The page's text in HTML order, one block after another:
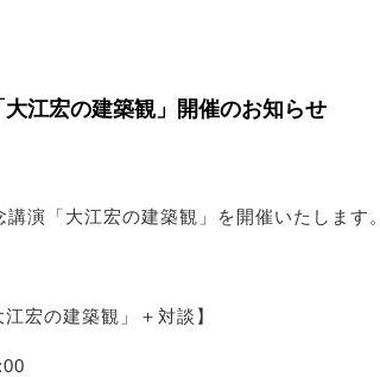
江宏の建築観」開催のお知らせ
演「大江宏の建築観」を開催いたします。
宏の建築観」＋対談】